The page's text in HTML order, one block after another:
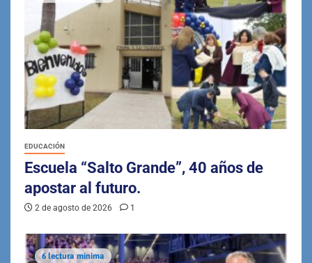
EDUCACIÓN
Escuela “Salto Grande”, 40 años de
apostar al futuro.
2 de agosto de 2026 1
6 lectura mínima